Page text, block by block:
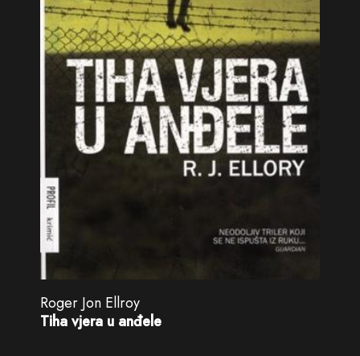
Roger Jon Ellroy
Tiha vjera u anđele